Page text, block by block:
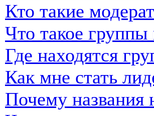
Кто такие
Что такое группы
Где находятся
Как мне стать
Почему названия